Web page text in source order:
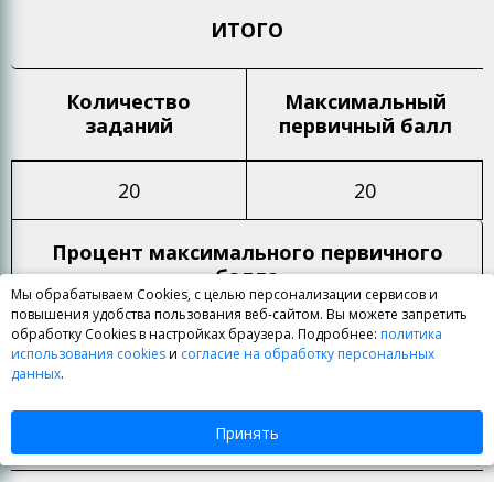
ИТОГО
Количество
заданий
Максимальный
первичный балл
20 20
Процент максимального первичного
балла
100%
ОГЭ
Мы обрабатываем Cookies, с целью персонализации сервисов и
повышения удобства пользования веб-сайтом. Вы можете запретить
обработку Cookies в настройках браузера. Подробнее: политика
использования cookiesи согласие на обработку персональных
данных.
Принять